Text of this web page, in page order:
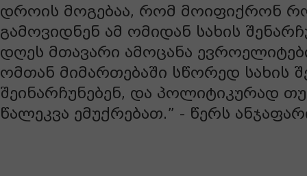
დროის მოგებაა, რომ მოიფიქრონ
გამოვიდნენ ამ ომიდან სახის
დღეს მთავარი ამოცანა
ომთან მიმართებაში სწორედ სახის
შეინარჩუნებენ, და პოლიტიკურად
წალეკვა ემუქრებათ.” - წერს